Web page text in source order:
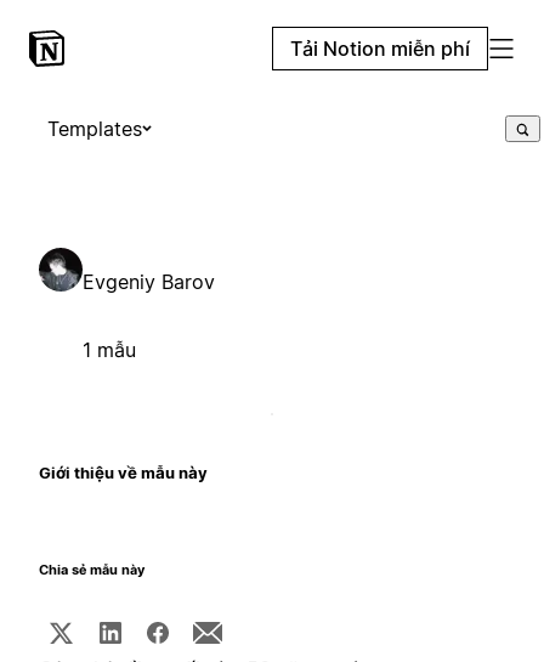
Tải Notion miễn phí
Templates
Evgeniy Barov
1 mẫu
Giới thiệu về mẫu này
Chia sẻ mẫu này